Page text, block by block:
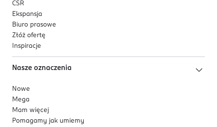
CSR
Ekspansja
Biuro prasowe
Złóż ofertę
Inspiracje
Nasze oznaczenia
Nowe
Mega
Mam więcej
Pomagamy jak umiemy